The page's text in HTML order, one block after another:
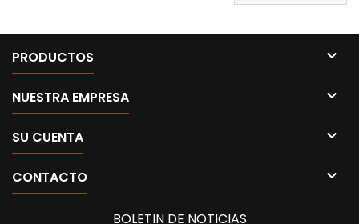
PRODUCTOS 
NUESTRA EMPRESA 
SU CUENTA 
CONTACTO 
BOLETIN DE NOTICIAS